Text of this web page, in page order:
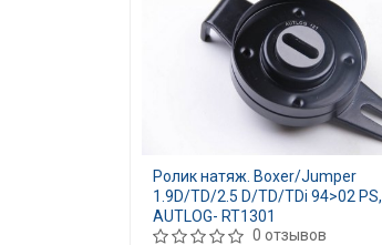
Ролик натяж. Boxer/Jumper
1.9D/TD/2.5 D/TD/TDi 94>02 PS,
AUTLOG- RT1301
0 отзывов